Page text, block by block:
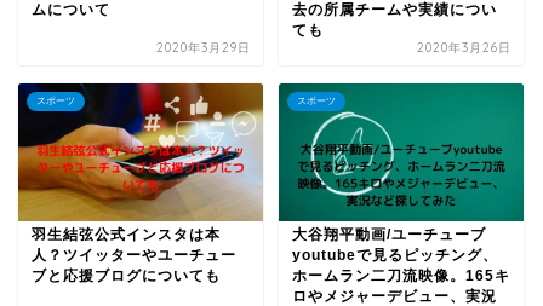
ムについて
2020年3月29日
去の所属チームや実績につい
ても
2020年3月26日
スポーツ
羽生結弦公式インスタは本
人？ツイッターやユーチュー
ブと応援ブログについても
スポーツ
大谷翔平動画/ユーチューブ
youtubeで見るピッチング、
ホームラン二刀流映像。165キ
ロやメジャーデビュー、実況